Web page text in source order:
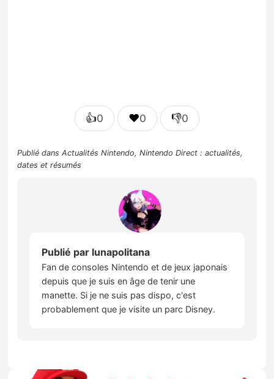
👍0 ❤️0 👎0
Publié dansActualités Nintendo,Nintendo Direct : actualités,
dates et résumés
Publié par lunapolitana
Fan de consoles Nintendo et de jeux japonais
depuis que je suis en âge de tenir une
manette. Si je ne suis pas dispo, c'est
probablement que je visite un parc Disney.